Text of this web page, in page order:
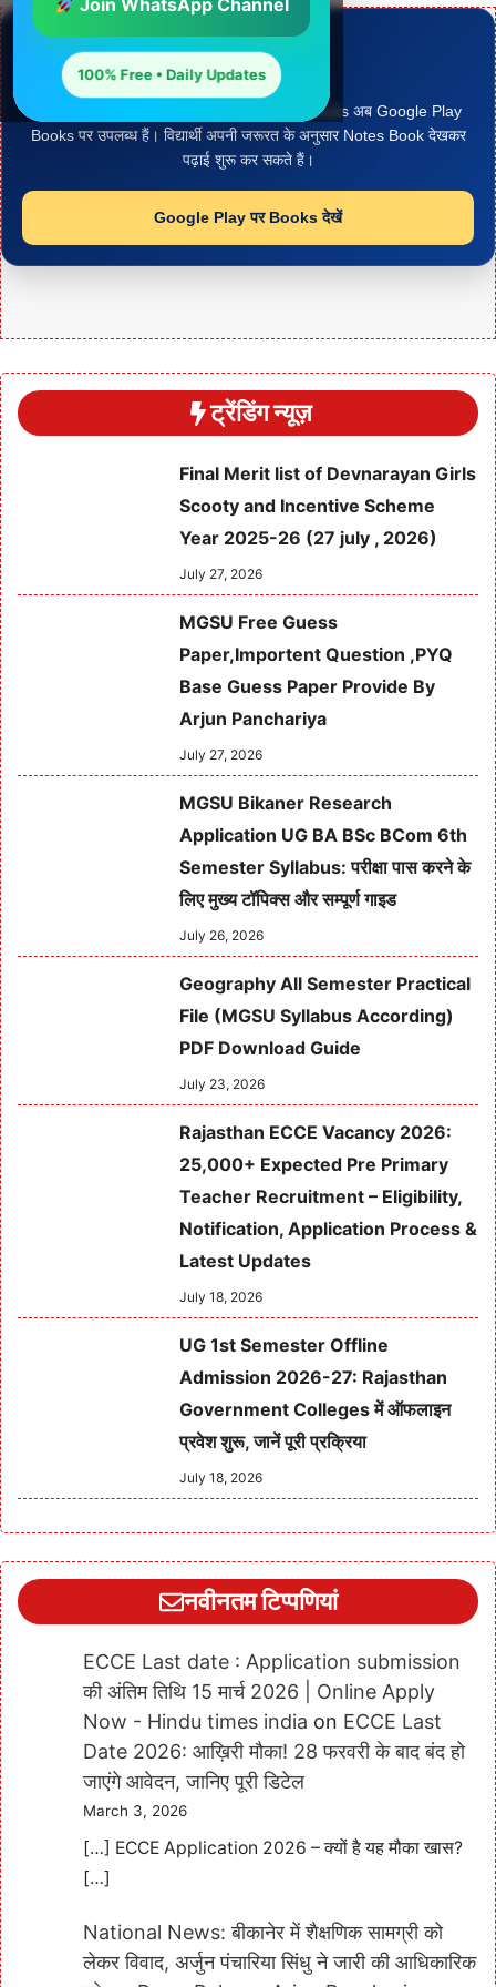
Join WhatsApp Channel
100% Free • Daily Updates
Google Play Books
हमारी Notes PDF देखें
Arjun Panchariya द्वारा तैयार Study Notes Books अब Google Play
Books पर उपलब्ध हैं। विद्यार्थी अपनी जरूरत के अनुसार Notes Book देखकर
पढ़ाई शुरू कर सकते हैं।
Google Play पर Books देखें
ट्रेंडिंग न्यूज़
Final Merit list of Devnarayan Girls
Scooty and Incentive Scheme
Year 2025-26 (27 july , 2026)
July 27, 2026
MGSU Free Guess
Paper,Importent Question ,PYQ
Base Guess Paper Provide By
Arjun Panchariya
July 27, 2026
MGSU Bikaner Research
Application UG BA BSc BCom 6th
Semester Syllabus: परीक्षा पास करने के
लिए मुख्य टॉपिक्स और सम्पूर्ण गाइड
July 26, 2026
Geography All Semester Practical
File (MGSU Syllabus According)
PDF Download Guide
July 23, 2026
Rajasthan ECCE Vacancy 2026:
25,000+ Expected Pre Primary
Teacher Recruitment – Eligibility,
Notification, Application Process &
Latest Updates
July 18, 2026
UG 1st Semester Offline
Admission 2026-27: Rajasthan
Government Colleges में ऑफलाइन
प्रवेश शुरू, जानें पूरी प्रक्रिया
July 18, 2026
नवीनतम टिप्पणियां
ECCE Last date : Application submission
की अंतिम तिथि 15 मार्च 2026 | Online Apply
Now - Hindu times india on ECCE Last
Date 2026: आख़िरी मौका! 28 फरवरी के बाद बंद हो
जाएंगे आवेदन, जानिए पूरी डिटेल
March 3, 2026
[…] ECCE Application 2026 – क्यों है यह मौका खास?
[…]
National News: बीकानेर में शैक्षणिक सामग्री को
लेकर विवाद, अर्जुन पंचारिया सिंधु ने जारी की आधिकारिक